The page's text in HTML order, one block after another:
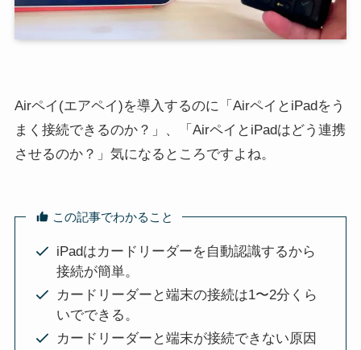
Airペイ(エアペイ)を導入するのに「AirペイとiPadをう
まく接続できるのか？」、「AirペイとiPadはどう連携
させるのか？」気になるところですよね。
この記事でわかること
iPadはカードリーダーを自動認識するから
接続が簡単。
カードリーダーと端末の接続は1〜2分くら
いでできる。
カードリーダーと端末が接続できない原因